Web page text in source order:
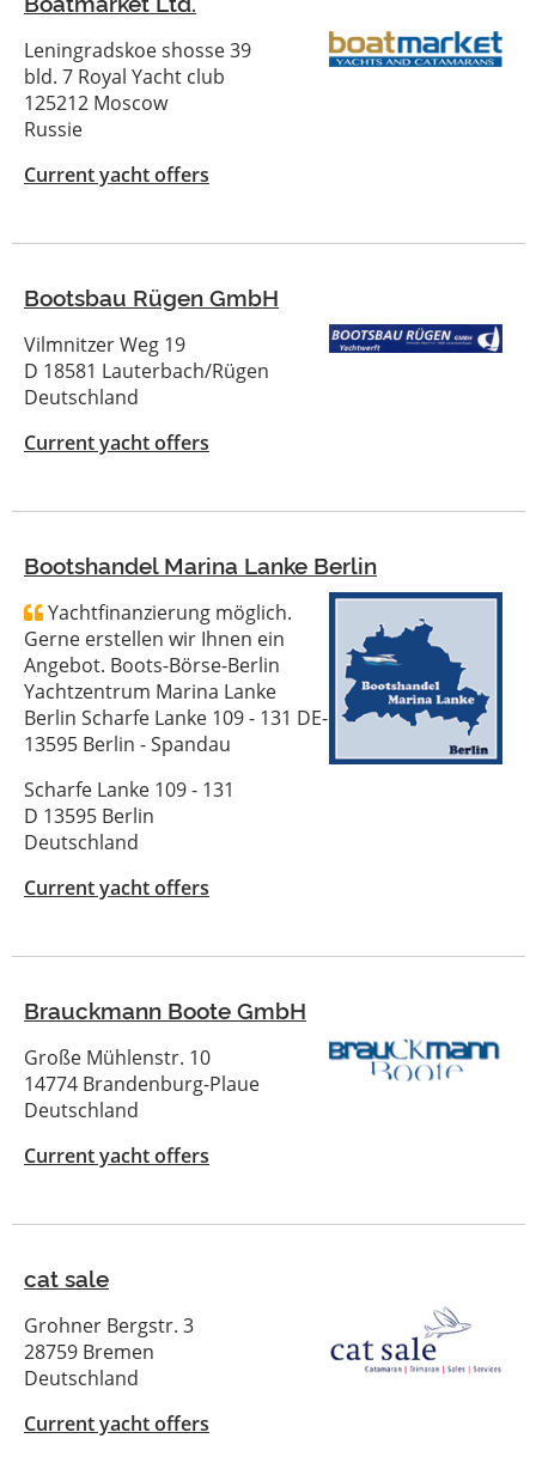
Leningradskoe shosse 39
bld. 7 Royal Yacht club
125212 Moscow
Russie
Current yacht offers
Bootsbau Rügen GmbH
Vilmnitzer Weg 19
D 18581 Lauterbach/Rügen
Deutschland
Current yacht offers
Bootshandel Marina Lanke Berlin
Yachtfinanzierung möglich.
Gerne erstellen wir Ihnen ein
Angebot. Boots-Börse-Berlin
Yachtzentrum Marina Lanke
Berlin Scharfe Lanke 109 - 131 DE-
13595 Berlin - Spandau
Scharfe Lanke 109 - 131
D 13595 Berlin
Deutschland
Current yacht offers
Brauckmann Boote GmbH
Große Mühlenstr. 10
14774 Brandenburg-Plaue
Deutschland
Current yacht offers
cat sale
Grohner Bergstr. 3
28759 Bremen
Deutschland
Current yacht offers